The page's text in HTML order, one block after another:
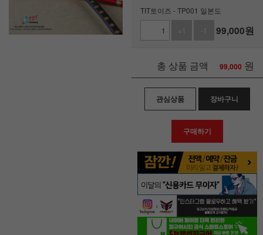
TIT토이즈 - TP001 일본도
+1
-1 99,000원
총 상품 금액 99,000 원
관심상품 장바구니
구매하기